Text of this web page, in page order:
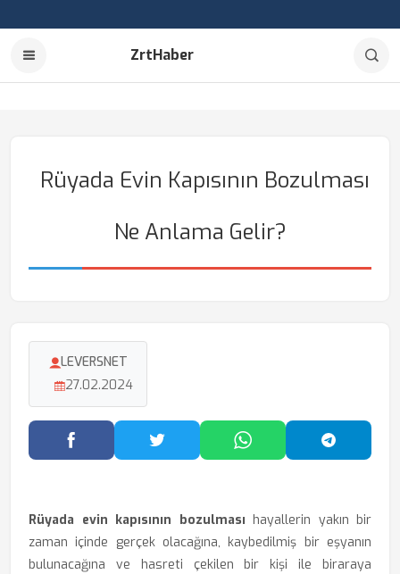
ZrtHaber
Rüyada Evin Kapısının Bozulması
Ne Anlama Gelir?
LEVERSNET
27.02.2024
Facebook'ta PaylaşTwitter'da PaylaşWhatsApp'ta Paylaş
Rüyada evin kapısının bozulması hayallerin yakın bir
zaman içinde gerçek olacağına, kaybedilmiş bir eşyanın
bulunacağına ve hasreti çekilen bir kişi ile biraraya